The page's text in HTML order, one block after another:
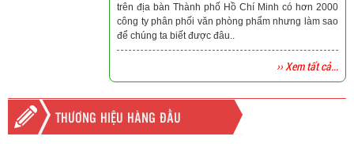
trên địa bàn Thành phố Hồ Chí Minh có hơn 2000
công ty phân phối văn phòng phẩm nhưng làm sao
để chúng ta biết được đâu..
›› Xem tất cả...
THƯƠNG HIỆU HÀNG ĐẦU